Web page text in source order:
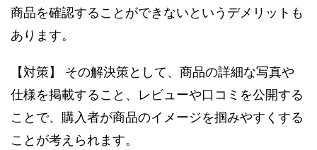
商品を確認することができないというデメリットも
あります。
【対策】 その解決策として、商品の詳細な写真や
仕様を掲載すること、レビューや口コミを公開する
ことで、購入者が商品のイメージを掴みやすくする
ことが考えられます。